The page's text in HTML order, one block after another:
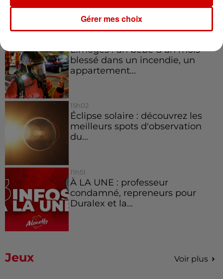
Limoges : un bébé d'un mois
blessé dans un incendie, un
appartement...
15h02
Éclipse solaire : découvrez les
meilleurs spots d'observation
du...
11h51
À LA UNE : professeur
condamné, repreneurs pour
Duralex et la...
Jeux Voir plus
Gérer mes choix